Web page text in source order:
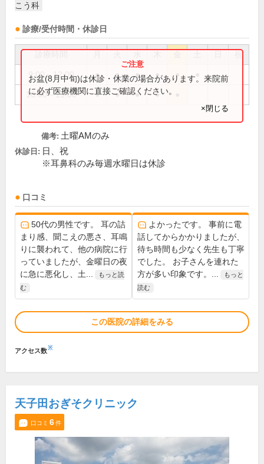
こう科
診療/受付時間・休診日
祝
9:00～12:00 ● ● ● ● ●
16:00～19:00 ● ● ● ●
お盆(8月中旬)は休診・休業の場合があります。来院前
に必ず医療機関に直接ご確認ください。
×閉じる
備考: 土曜AMのみ
休診日: 日、祝
※耳鼻科のみ毎週水曜日は休診
口コミ
50代の男性です。 耳の詰
まり感、聞こえの悪さ、耳鳴
りに襲われて、他の病院に行
っていましたが、金曜日の夜
に急に悪化し、土...
もっと読
む
よかったです。 事前に電
話してからかかりましたが、
待ち時間も少なく先生も丁寧
でした。 お子さんを連れた
方が多い印象です。...
もっと
読む
この医院の詳細をみる
アクセス数※
天子田おぎそクリニック
口コミ 6件